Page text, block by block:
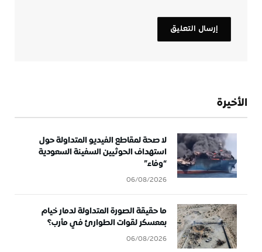
الأخيرة
لا صحة لمقاطع الفيديو المتداولة حول
استهداف الحوثيين السفينة السعودية
“وفاء”
06/08/2026
ما حقيقة الصورة المتداولة لدمار خيام
بمعسكر لقوات الطوارئ في مأرب؟
06/08/2026